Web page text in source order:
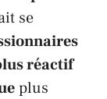
se
réactif
plus